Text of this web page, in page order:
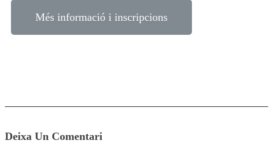
Més informació i inscripcions
Deixa Un Comentari